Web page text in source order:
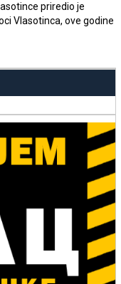
priredio je
Vlasotinca, ove godine